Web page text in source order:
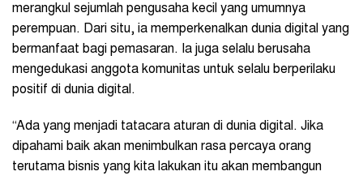
merangkul sejumlah pengusaha kecil yang umumnya
perempuan. Dari situ, ia memperkenalkan dunia digital yang
bermanfaat bagi pemasaran. Ia juga selalu berusaha
mengedukasi anggota komunitas untuk selalu berperilaku
positif di dunia digital.
“Ada yang menjadi tatacara aturan di dunia digital. Jika
dipahami baik akan menimbulkan rasa percaya orang
terutama bisnis yang kita lakukan itu akan membangun